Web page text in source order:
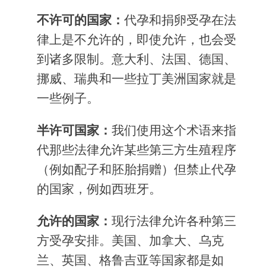
不许可的国家： 代孕和捐卵受孕在法
律上是不允许的，即使允许，也会受
到诸多限制。意大利、法国、德国、
挪威、瑞典和一些拉丁美洲国家就是
一些例子。
半许可国家： 我们使用这个术语来指
代那些法律允许某些第三方生殖程序
（例如配子和胚胎捐赠）但禁止代孕
的国家，例如西班牙。
允许的国家： 现行法律允许各种第三
方受孕安排。美国、加拿大、乌克
兰、英国、格鲁吉亚等国家都是如